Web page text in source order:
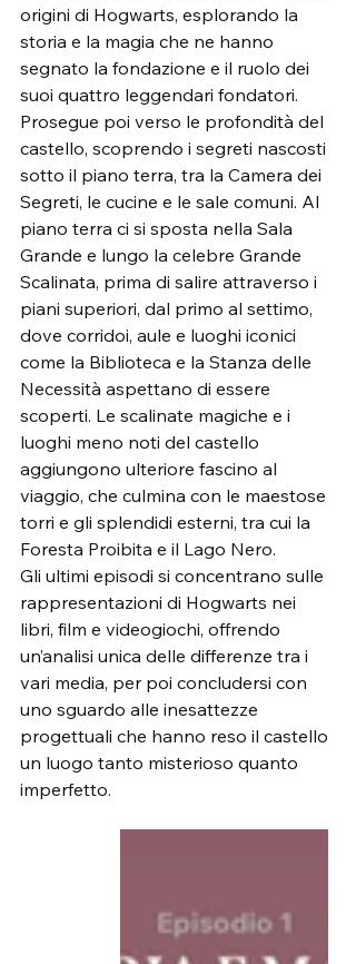
origini di Hogwarts, esplorando la
storia e la magia che ne hanno
segnato la fondazione e il ruolo dei
suoi quattro leggendari fondatori.
Prosegue poi verso le profondità del
castello, scoprendo i segreti nascosti
sotto il piano terra, tra la Camera dei
Segreti, le cucine e le sale comuni. Al
piano terra ci si sposta nella Sala
Grande e lungo la celebre Grande
Scalinata, prima di salire attraverso i
piani superiori, dal primo al settimo,
dove corridoi, aule e luoghi iconici
come la Biblioteca e la Stanza delle
Necessità aspettano di essere
scoperti. Le scalinate magiche e i
luoghi meno noti del castello
aggiungono ulteriore fascino al
viaggio, che culmina con le maestose
torri e gli splendidi esterni, tra cui la
Foresta Proibita e il Lago Nero.
Gli ultimi episodi si concentrano sulle
rappresentazioni di Hogwarts nei
libri, film e videogiochi, offrendo
un’analisi unica delle differenze tra i
vari media, per poi concludersi con
uno sguardo alle inesattezze
progettuali che hanno reso il castello
un luogo tanto misterioso quanto
imperfetto.